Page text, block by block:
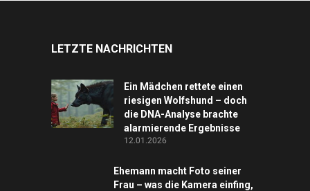
LETZTE NACHRICHTEN
Ein Mädchen rettete einen
riesigen Wolfshund – doch
die DNA-Analyse brachte
alarmierende Ergebnisse
12.01.2026
Ehemann macht Foto seiner
Frau – was die Kamera einfing,